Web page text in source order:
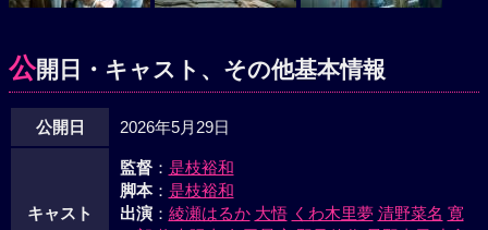
公開日・キャスト、その他基本情報
公開日 2026年5月29日
キャスト
監督：是枝裕和
脚本：是枝裕和
出演：綾瀬はるか 大悟 くわ木里夢 清野菜名 寛